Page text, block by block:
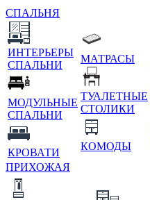
СПАЛЬНЯ
ИНТЕРЬЕРЫ
СПАЛЬНИ
МОДУЛЬНЫЕ
СПАЛЬНИ
КРОВАТИ
МАТРАСЫ
ТУАЛЕТНЫЕ
СТОЛИКИ
КОМОДЫ
ПРИХОЖАЯ